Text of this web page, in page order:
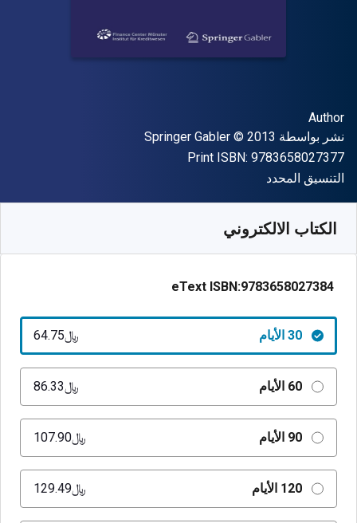
المؤلف (المؤلفون)
Author
الناشر
نشر بواسطة Springer Gabler
حقوق الطبع والنشر © 2013
Print ISBN: 9783658027377
شكل
التنسيق المحدد
الكتاب الالكتروني
eText ISBN:9783658027384
30 الأيام ﷼‎64.75
60 الأيام ﷼‎86.33
90 الأيام ﷼‎107.90
120 الأيام ﷼‎129.49